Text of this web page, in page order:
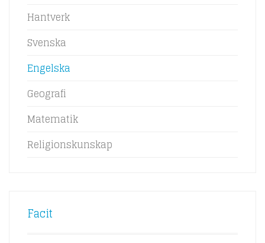
Hantverk
Svenska
Engelska
Geografi
Matematik
Religionskunskap
Facit